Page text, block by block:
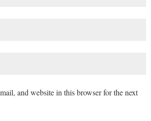
and website in this browser for the next